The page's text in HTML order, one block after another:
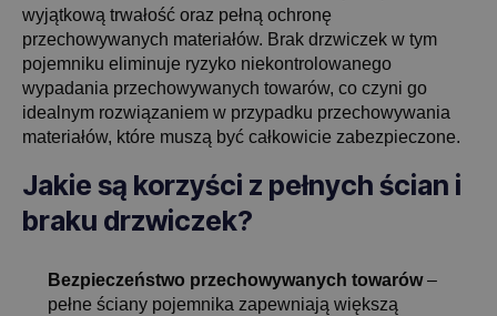
wyjątkową trwałość oraz pełną ochronę
przechowywanych materiałów. Brak drzwiczek w tym
pojemniku eliminuje ryzyko niekontrolowanego
wypadania przechowywanych towarów, co czyni go
idealnym rozwiązaniem w przypadku przechowywania
materiałów, które muszą być całkowicie zabezpieczone.
Jakie są korzyści z pełnych ścian i
braku drzwiczek?
Bezpieczeństwo przechowywanych towarów–
pełne ściany pojemnika zapewniają większą